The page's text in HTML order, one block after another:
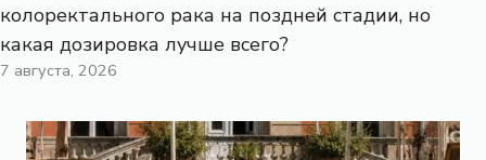
колоректального рака на поздней стадии, но
какая дозировка лучше всего?
7 августа, 2026